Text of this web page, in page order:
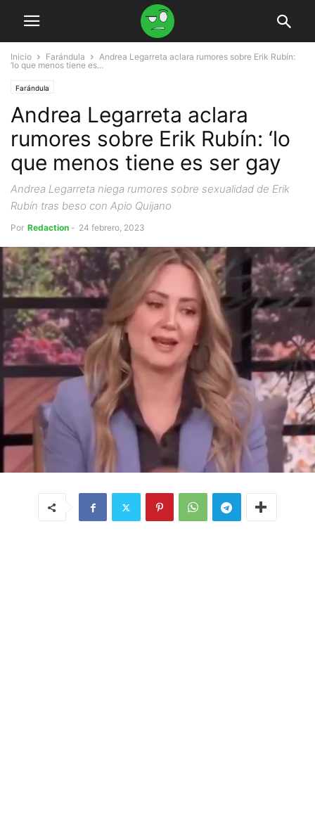
Inicio Farándula
Andrea Legarreta aclara rumores sobre Erik Rubín:
‘lo que menos tiene es...
Farándula
Andrea Legarreta aclara
rumores sobre Erik Rubín: ‘lo
que menos tiene es ser gay
Andrea Legarreta niega rumores sobre sexualidad de Erik
Rubín tras beso con Apio Quijano
Por Redaction - 24 febrero, 2023